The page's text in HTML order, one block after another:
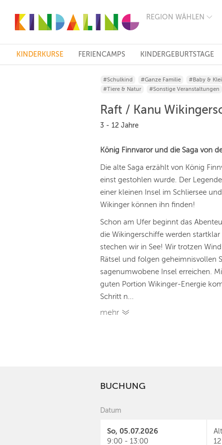
REGION WÄHLEN
FRANKFURT
KÖLN
STUTTGART
ESSEN
HANNOVER
LEIPZIG
ZÜRICH
ANDERE
REGIONEN
KINDERKURSE FERIENCAMPS KINDERGEBURTSTAGE
#Schulkind #Ganze Familie
#Baby &
#Tiere & Natur
#Sonstige Veranstaltungen
Raft / Kanu
3 - 12 Jahre
König Finnvaror und die Saga von
Die alte Saga erzählt von König
einst gestohlen wurde. Der
einer kleinen Insel im Schliersee
Wikinger können ihn finden!
Schon am Ufer beginnt das
die Wikingerschiffe werden
stechen wir in See! Wir trotzen
Rätsel und folgen geheimnisvollen
sagenumwobene Insel erreichen.
guten Portion Wikinger-Energie
Schritt n...
mehr
BUCHUNG
Datum
So, 05.07.2026
9:00 - 13:00